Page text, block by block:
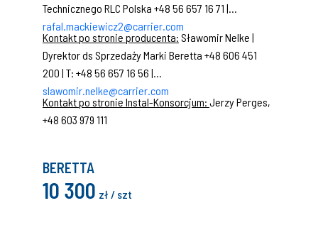
Technicznego RLC Polska +48 56 657 16 71 |
rafal.mackiewicz2@carrier.com
Kontakt po stronie producenta: Sławomir Nelke |
Dyrektor ds Sprzedaży Marki Beretta +48 606 451
200 | T: +48 56 657 16 56 |
slawomir.nelke@carrier.com
Kontakt po stronie Instal-Konsorcjum: Jerzy Perges,
+48 603 979 111
BERETTA
10 300 zł / szt